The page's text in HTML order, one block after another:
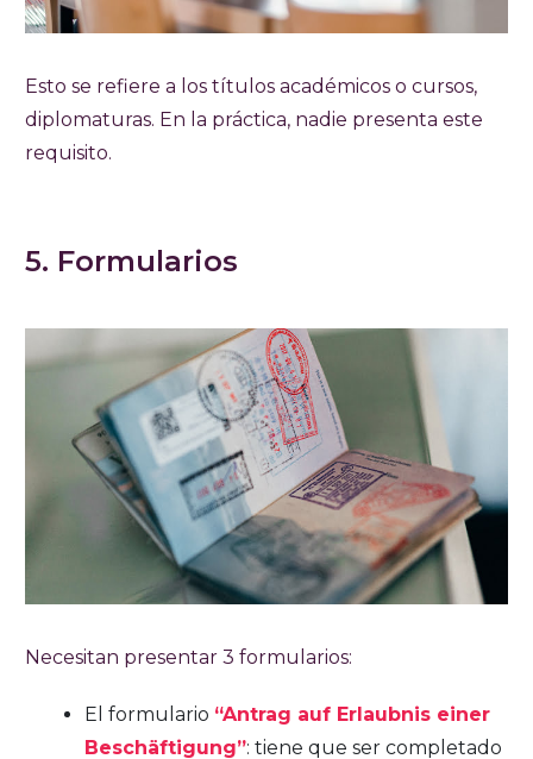
Esto se refiere a los títulos académicos o cursos,
diplomaturas. En la práctica, nadie presenta este
requisito.
5. Formularios
Necesitan presentar 3 formularios:
El formulario “Antrag auf Erlaubnis einer
Beschäftigung”: tiene que ser completado